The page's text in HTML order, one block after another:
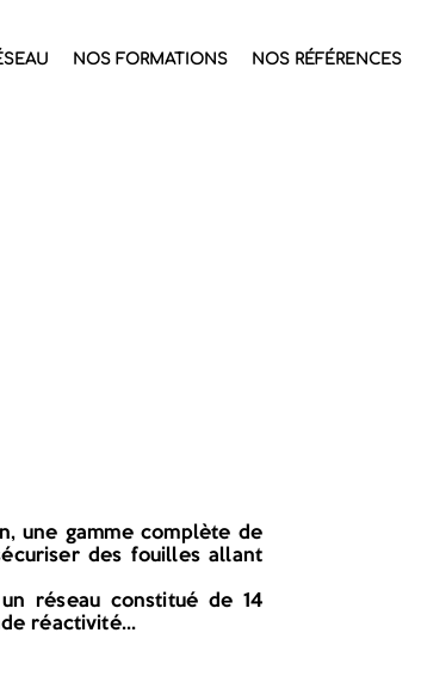
NOS FORMATIONS NOS RÉFÉRENCES
une gamme complète de
des fouilles allant
réseau constitué de 14
réactivité...